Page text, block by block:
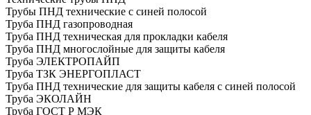
Трубы ПНД технические с синей полосой
Труба ПНД газопроводная
Труба ПНД техническая для прокладки кабеля
Труба ПНД многослойные для защиты кабеля
Труба ЭЛЕКТРОПАЙП
Труба ТЗК ЭНЕРГОПЛАСТ
Труба ПНД технические для защиты кабеля с синей полосой
Труба ЭКОЛАЙН
Труба ГОСТ Р МЭК